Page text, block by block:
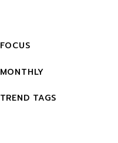
FOCUS
MONTHLY
TREND TAGS